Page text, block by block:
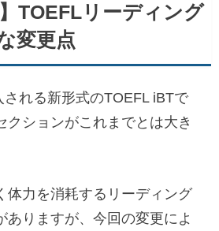
】TOEFLリーディング
変更点
れる新形式のTOEFL iBTで
クションがこれまでとは大き
体力を消耗するリーディング
ありますが、今回の変更によ